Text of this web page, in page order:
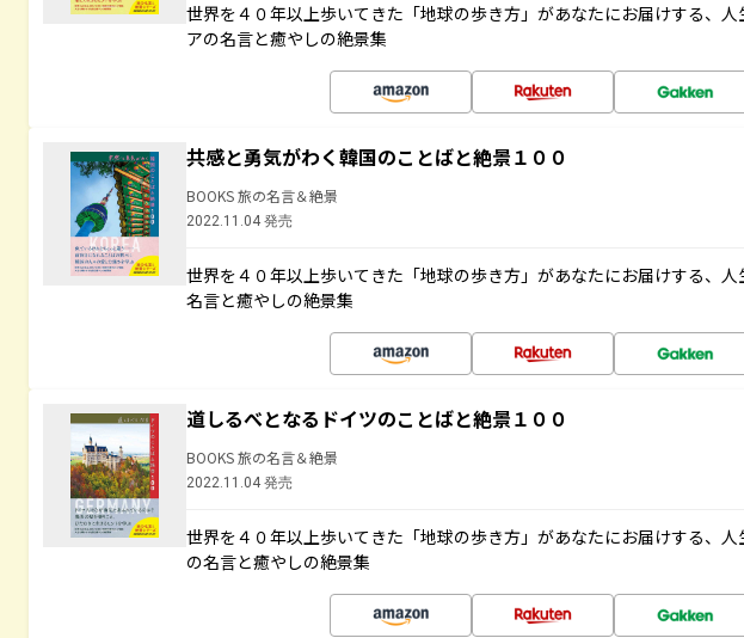
世界を４０年以上歩いてきた「地球の歩き方」があなたにお届けする、人
アの名言と癒やしの絶景集
共感と勇気がわく韓国のことばと絶景１００
BOOKS 旅の名言＆絶景
2022.11.04 発売
世界を４０年以上歩いてきた「地球の歩き方」があなたにお届けする、
名言と癒やしの絶景集
道しるべとなるドイツのことばと絶景１００
BOOKS 旅の名言＆絶景
2022.11.04 発売
世界を４０年以上歩いてきた「地球の歩き方」があなたにお届けする、
の名言と癒やしの絶景集